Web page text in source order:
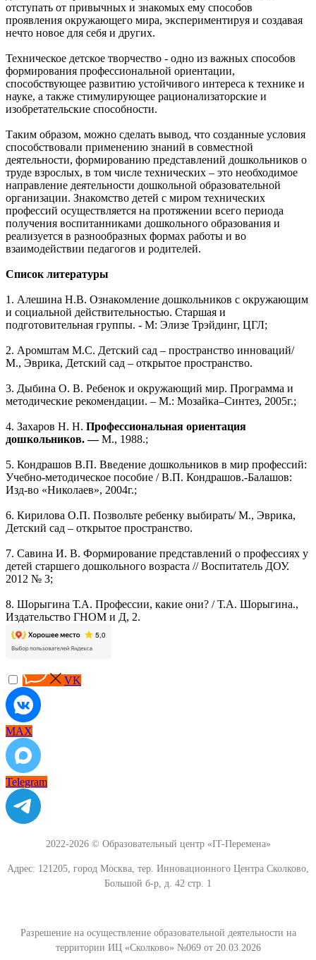
отступать от привычных и знакомых ему способов
проявления окружающего мира, экспериментируя и создавая
нечто новое для себя и других.
Техническое детское творчество - одно из важных способов
формирования профессиональной ориентации,
способствующее развитию устойчивого интереса к технике и
науке, а также стимулирующее рационализаторские и
изобретательские способности.
Таким образом, можно сделать вывод, что созданные условия
способствовали применению знаний в совместной
деятельности, формированию представлений дошкольников о
труде взрослых, в том числе технических – это необходимое
направление деятельности дошкольной образовательной
организации. Знакомство детей с миром технических
профессий осуществляется на протяжении всего периода
получения воспитанниками дошкольного образования и
реализуется в разнообразных формах работы и во
взаимодействии педагогов и родителей.
Список литературы
1. Алешина Н.В. Ознакомление дошкольников с окружающим
и социальной действительностью. Старшая и
подготовительная группы. - М: Элизе Трэйдинг, ЦГЛ;
2. Аромштам М.С. Детский сад – пространство инноваций/
М., Эврика, Детский сад – открытое пространство.
3. Дыбина О. В. Ребенок и окружающий мир. Программа и
методические рекомендации. – М.: Мозайка–Синтез, 2005г.;
4. Захаров Н. Н. Профессиональная ориентация
дошкольников. —М., 1988.;
5. Кондрашов В.П. Введение дошкольников в мир профессий:
Учебно-методическое пособие / В.П. Кондрашов.-Балашов:
Изд-во «Николаев», 2004г.;
6. Кирилова О.П. Позвольте ребенку выбирать/ М., Эврика,
Детский сад – открытое пространство.
7. Савина И. В. Формирование представлений о профессиях у
детей старшего дошкольного возраста // Воспитатель ДОУ.
2012 № 3;
8. Шорыгина Т.А. Профессии, какие они? / Т.А. Шорыгина.,
Издательство ГНОМ и Д, 2.
VK
MAX
Telegram
2022-2026 © Образовательный центр «IT-Перемена»
Адрес: 121205, город Москва, тер. Инновационного Центра Сколково,
Большой б-р, д. 42 стр. 1
Разрешение на осуществление образовательной деятельности на
территории ИЦ «Сколково» №069 от 20.03.2026